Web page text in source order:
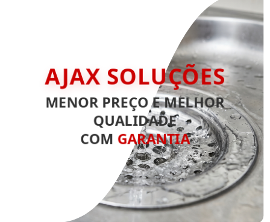
AJAX SOLUÇÕES
MENOR PREÇO E MELHOR
QUALIDADE
COM GARANTIA